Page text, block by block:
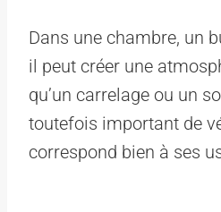
Dans une chambre, un
il peut créer une
qu’un carrelage ou un
toutefois important de
correspond bien à ses